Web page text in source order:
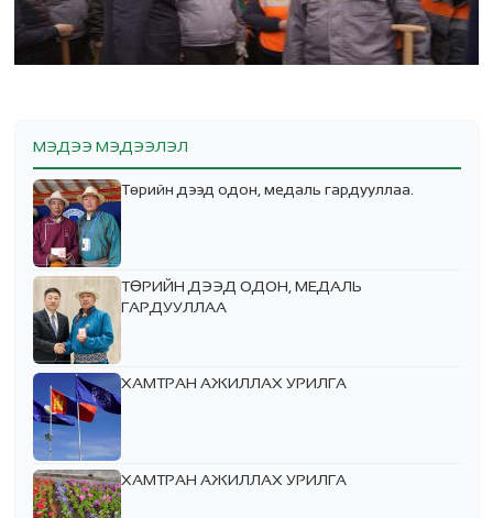
МЭДЭЭ МЭДЭЭЛЭЛ
Төрийн дээд одон, медаль гардууллаа.
ТӨРИЙН ДЭЭД ОДОН, МЕДАЛЬ
ГАРДУУЛЛАА
ХАМТРАН АЖИЛЛАХ УРИЛГА
ХАМТРАН АЖИЛЛАХ УРИЛГА